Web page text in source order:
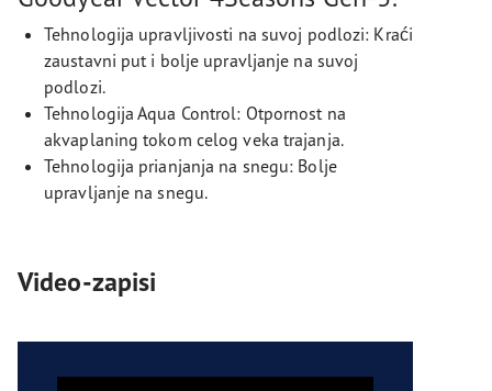
Tehnologija upravljivosti na suvoj podlozi: Kraći
zaustavni put i bolje upravljanje na suvoj
podlozi.
Tehnologija Aqua Control: Otpornost na
akvaplaning tokom celog veka trajanja.
Tehnologija prianjanja na snegu: Bolje
upravljanje na snegu.
Video-zapisi